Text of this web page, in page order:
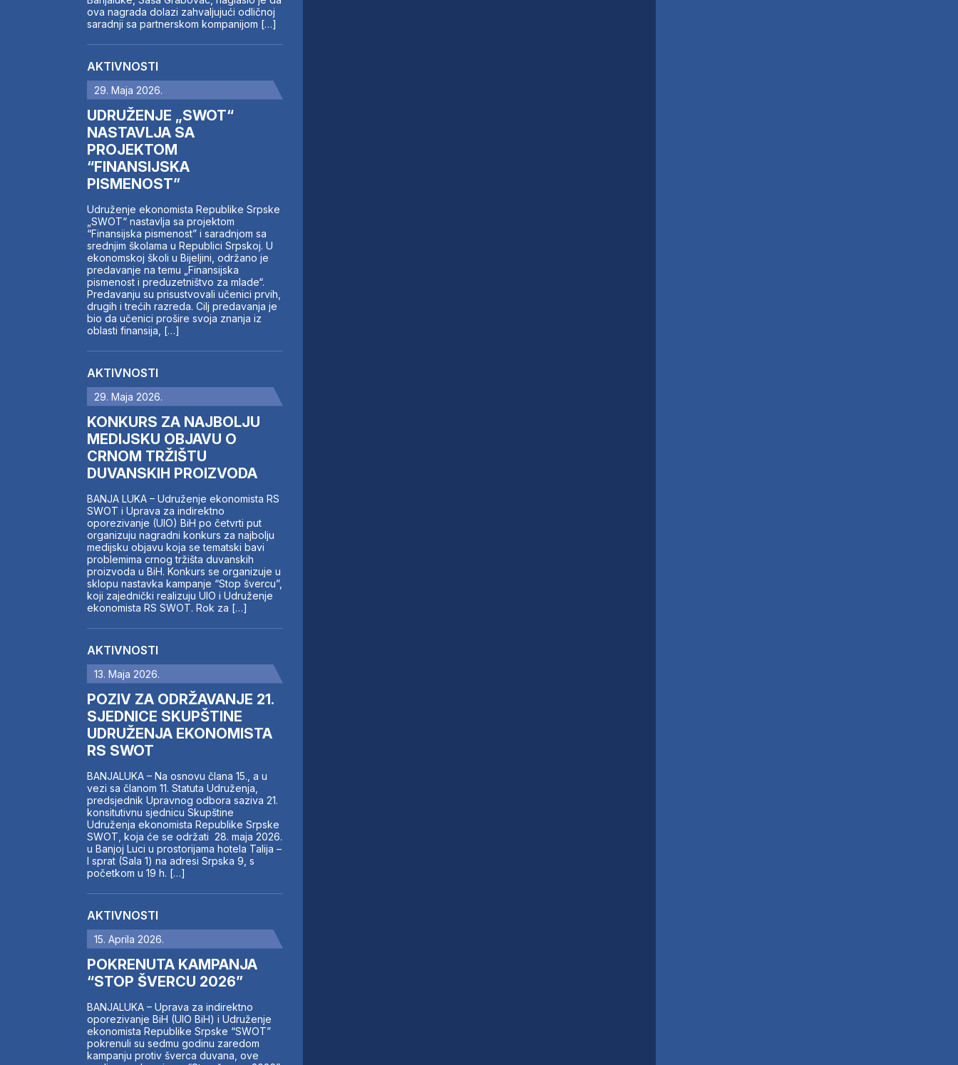
ova nagrada dolazi zahvaljujući odličnoj
saradnji sa partnerskom kompanijom […]
AKTIVNOSTI
29. Maja 2026.
UDRUŽENJE „SWOT“
NASTAVLJA SA
PROJEKTOM
“FINANSIJSKA
PISMENOST”
Udruženje ekonomista Republike Srpske
„SWOT“ nastavlja sa projektom
“Finansijska pismenost” i saradnjom sa
srednjim školama u Republici Srpskoj. U
ekonomskoj školi u Bijeljini, održano je
predavanje na temu „Finansijska
pismenost i preduzetništvo za mlade“.
Predavanju su prisustvovali učenici prvih,
drugih i trećih razreda. Cilj predavanja je
bio da učenici prošire svoja znanja iz
oblasti finansija, […]
AKTIVNOSTI
29. Maja 2026.
KONKURS ZA NAJBOLJU
MEDIJSKU OBJAVU O
CRNOM TRŽIŠTU
DUVANSKIH PROIZVODA
BANJA LUKA – Udruženje ekonomista RS
SWOT i Uprava za indirektno
oporezivanje (UIO) BiH po četvrti put
organizuju nagradni konkurs za najbolju
medijsku objavu koja se tematski bavi
problemima crnog tržišta duvanskih
proizvoda u BiH. Konkurs se organizuje u
sklopu nastavka kampanje “Stop švercu”,
koji zajednički realizuju UIO i Udruženje
ekonomista RS SWOT. Rok za […]
AKTIVNOSTI
13. Maja 2026.
POZIV ZA ODRŽAVANJE 21.
SJEDNICE SKUPŠTINE
UDRUŽENJA EKONOMISTA
RS SWOT
BANJALUKA – Na osnovu člana 15., a u
vezi sa članom 11. Statuta Udruženja,
predsjednik Upravnog odbora saziva 21.
konsitutivnu sjednicu Skupštine
Udruženja ekonomista Republike Srpske
SWOT, koja će se održati 28. maja 2026.
u Banjoj Luci u prostorijama hotela Talija –
I sprat (Sala 1) na adresi Srpska 9, s
početkom u 19 h. […]
AKTIVNOSTI
15. Aprila 2026.
POKRENUTA KAMPANJA
“STOP ŠVERCU 2026”
BANJALUKA – Uprava za indirektno
oporezivanje BiH (UIO BiH) i Udruženje
ekonomista Republike Srpske “SWOT”
pokrenuli su sedmu godinu zaredom
kampanju protiv šverca duvana, ove